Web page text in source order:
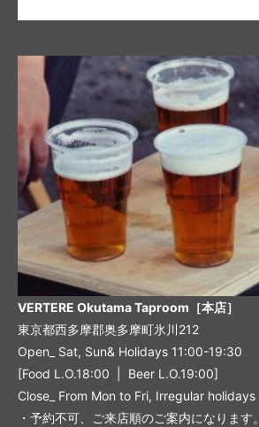
VERTERE Okutama Taproom［本店］
東京都西多摩郡奥多摩町氷川212
Open_ Sat, Sun& Holidays 11:00-19:30
[Food L.O.18:00 | Beer L.O.19:00]
Close_ From Mon to Fri, Irregular holidays
・予約不可、ご来店順のご案内になります。